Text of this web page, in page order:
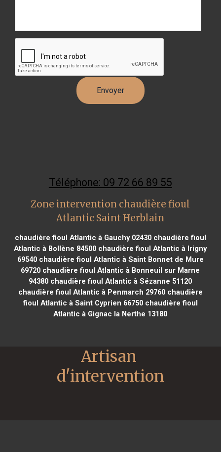
Téléphone: 09 72 66 89 55
Zone intervention chaudière fioul
Atlantic Saint Herblain
chaudière fioul Atlantic à Gauchy 02430chaudière fioul
Atlantic à Bollène 84500 chaudière fioul Atlantic à Irigny
69540chaudière fioul Atlantic à Saint Bonnet de Mure
69720 chaudière fioul Atlantic à Bonneuil sur Marne
94380 chaudière fioul Atlantic à Sézanne 51120
chaudière fioul Atlantic à Penmarch 29760chaudière
fioul Atlantic à Saint Cyprien 66750chaudière fioul
Atlantic à Gignac la Nerthe 13180
Artisan
d'intervention